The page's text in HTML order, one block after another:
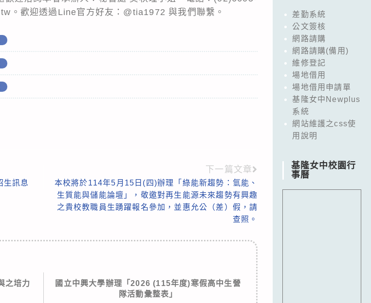
。歡迎透過Line官方好友：@tia1972 與我們聯繫。
生訊息
下一篇文章
本校將於114年5月15日(四)辦理「綠能新趨勢：氫能、
生質能與儲能論壇」，敬邀對再生能源未來趨勢有興趣
之貴校教職員生踴躍報名參加，並惠允公（差）假，請
查照。
之培力
國立中興大學辦理「2026 (115年度)寒假高中生營
隊活動彙整表」
差勤系統
公文簽核
網路請購
網路請購(備用)
維修登記
場地借用
場地借用申請單
基隆女中Newplus
系統
網站維護之css使
用說明
基隆女中校園行
事曆